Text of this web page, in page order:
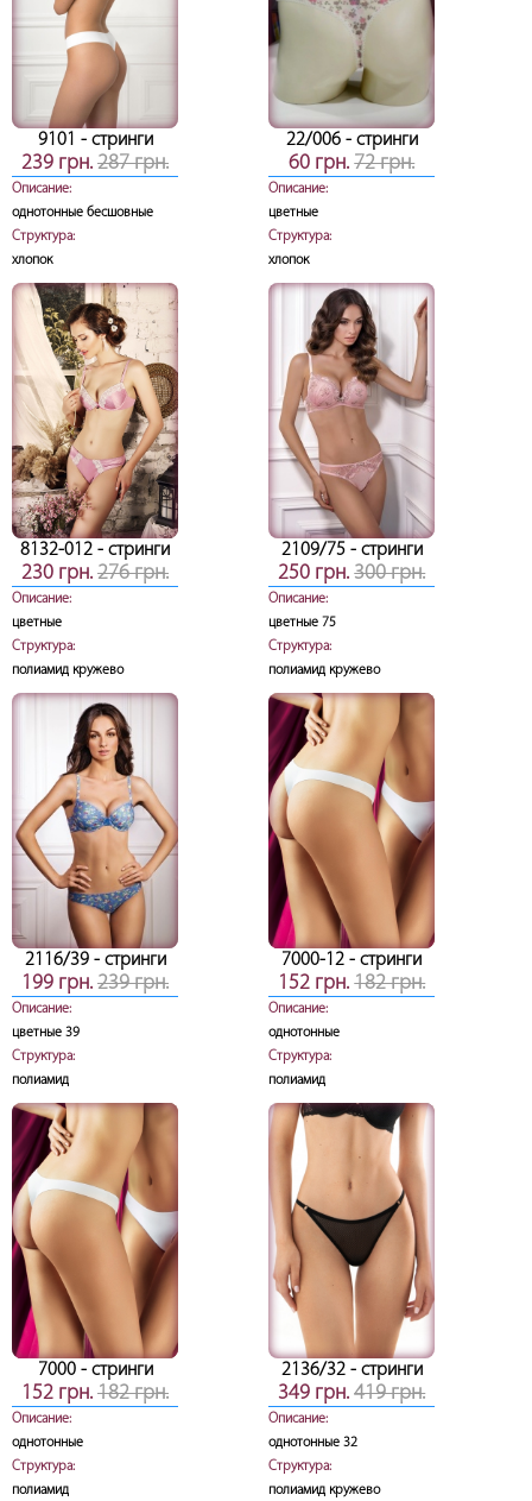
9101 - стринги
239 грн. 287 грн.
Описание:
однотонные бесшовные
Структура:
хлопок
22/006- стринги
60 грн.72 грн.
Описание:
цветные
Структура:
хлопок
8132-012 - стринги
230 грн. 276 грн.
Описание:
цветные
Структура:
полиамид кружево
2109/75- стринги
250 грн.300 грн.
Описание:
цветные 75
Структура:
полиамид кружево
2116/39- стринги
199 грн. 239 грн.
Описание:
цветные 39
Структура:
полиамид
7000-12 - стринги
152 грн.182 грн.
Описание:
однотонные
Структура:
полиамид
7000- стринги
152 грн. 182 грн.
Описание:
однотонные
Структура:
полиамид
2136/32- стринги
349 грн.419 грн.
Описание:
однотонные 32
Структура:
полиамид кружево